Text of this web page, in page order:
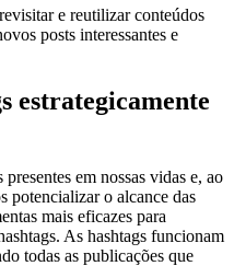
e reutilizar conteúdos
posts interessantes e
estrategicamente
presentes em nossas vidas e, ao
potencializar o alcance das
mais eficazes para
As hashtags funcionam
todas as publicações que